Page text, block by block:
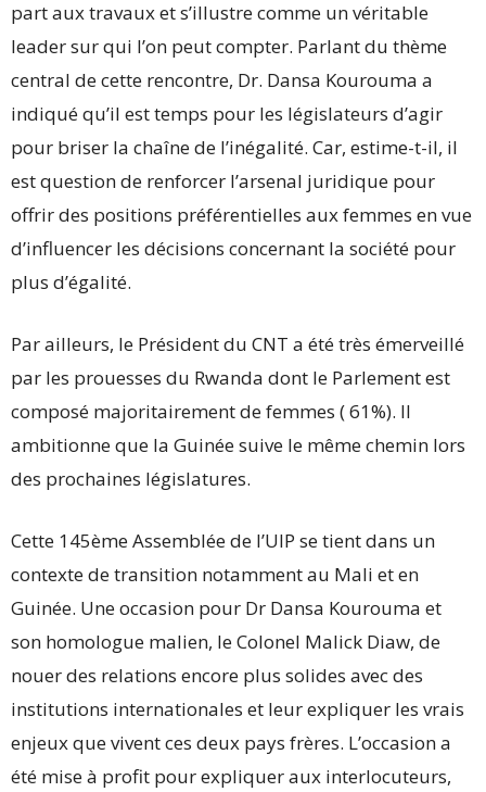
part aux travaux et s’illustre comme un véritable
leader sur qui l’on peut compter. Parlant du thème
central de cette rencontre, Dr. Dansa Kourouma a
indiqué qu’il est temps pour les législateurs d’agir
pour briser la chaîne de l’inégalité. Car, estime-t-il, il
est question de renforcer l’arsenal juridique pour
offrir des positions préférentielles aux femmes en vue
d’influencer les décisions concernant la société pour
plus d’égalité.
Par ailleurs, le Président du CNT a été très émerveillé
par les prouesses du Rwanda dont le Parlement est
composé majoritairement de femmes ( 61%). Il
ambitionne que la Guinée suive le même chemin lors
des prochaines législatures.
Cette 145ème Assemblée de l’UIP se tient dans un
contexte de transition notamment au Mali et en
Guinée. Une occasion pour Dr Dansa Kourouma et
son homologue malien, le Colonel Malick Diaw, de
nouer des relations encore plus solides avec des
institutions internationales et leur expliquer les vrais
enjeux que vivent ces deux pays frères. L’occasion a
été mise à profit pour expliquer aux interlocuteurs,